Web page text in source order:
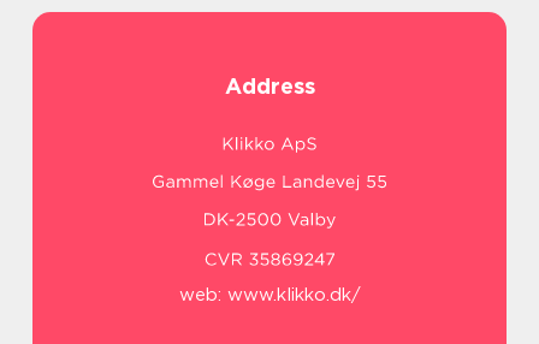
Address
web: www.klikko.dk/